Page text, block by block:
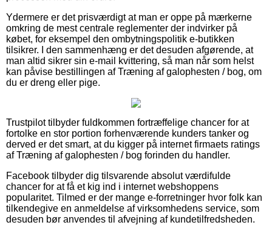
Ydermere er det prisværdigt at man er oppe på mærkerne
omkring de mest centrale reglementer der indvirker på
købet, for eksempel den ombytningspolitik e-butikken
tilsikrer. I den sammenhæng er det desuden afgørende, at
man altid sikrer sin e-mail kvittering, så man når som helst
kan påvise bestillingen af Træning af galophesten / bog, om
du er dreng eller pige.
Trustpilot tilbyder fuldkommen fortræffelige chancer for at
fortolke en stor portion forhenværende kunders tanker og
derved er det smart, at du kigger på internet firmaets ratings
af Træning af galophesten / bog forinden du handler.
Facebook tilbyder dig tilsvarende absolut værdifulde
chancer for at få et kig ind i internet webshoppens
popularitet. Tilmed er der mange e-forretninger hvor folk kan
tilkendegive en anmeldelse af virksomhedens service, som
desuden bør anvendes til afvejning af kundetilfredsheden.